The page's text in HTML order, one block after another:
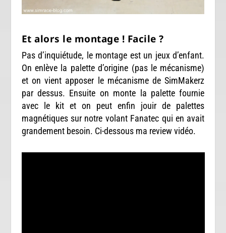
Et alors le montage ! Facile ?
Pas d’inquiétude, le montage est un jeux d’enfant.
On enlève la palette d’origine (pas le mécanisme)
et on vient apposer le mécanisme de SimMakerz
par dessus. Ensuite on monte la palette fournie
avec le kit et on peut enfin jouir de palettes
magnétiques sur notre volant Fanatec qui en avait
grandement besoin. Ci-dessous ma review vidéo.